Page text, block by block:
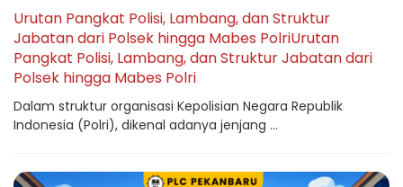
Urutan Pangkat Polisi, Lambang, dan Struktur
Jabatan dari Polsek hingga Mabes PolriUrutan
Pangkat Polisi, Lambang, dan Struktur Jabatan dari
Polsek hingga Mabes Polri
Dalam struktur organisasi Kepolisian Negara Republik
Indonesia (Polri), dikenal adanya jenjang ...